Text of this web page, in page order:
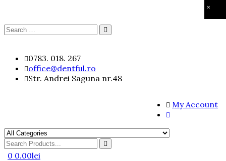
×
Search
content
0783. 018. 267
office@dentful.ro
Str. Andrei Saguna nr.48
My Account
Search
for
0 0.00lei